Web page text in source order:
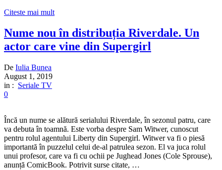
Citeste mai mult
Nume nou în distribuția Riverdale. Un
actor care vine din Supergirl
De Iulia Bunea
August 1, 2019
in : Seriale TV
0
Încă un nume se alătură serialului Riverdale, în sezonul patru, care
va debuta în toamnă. Este vorba despre Sam Witwer, cunoscut
pentru rolul agentului Liberty din Supergirl. Witwer va fi o piesă
importantă în puzzelul celui de-al patrulea sezon. El va juca rolul
unui profesor, care va fi cu ochii pe Jughead Jones (Cole Sprouse),
anunță ComicBook. Potrivit surse citate, …